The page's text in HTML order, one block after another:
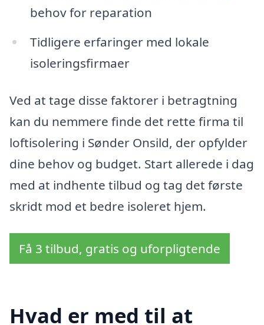
behov for reparation
Tidligere erfaringer med lokale
isoleringsfirmaer
Ved at tage disse faktorer i betragtning
kan du nemmere finde det rette firma til
loftisolering i Sønder Onsild, der opfylder
dine behov og budget. Start allerede i dag
med at indhente tilbud og tag det første
skridt mod et bedre isoleret hjem.
Få 3 tilbud, gratis og uforpligtende
Hvad er med til at